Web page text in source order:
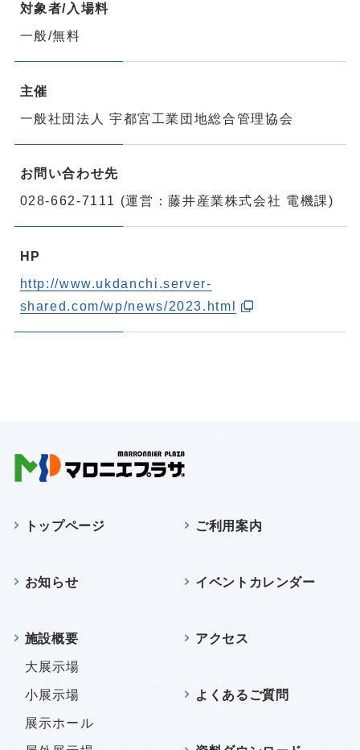
対象者/入場料
一般/無料
主催
一般社団法人 宇都宮工業団地総合管理協会
お問い合わせ先
028-662-7111 (運営：藤井産業株式会社 電機課)
HP
http://www.ukdanchi.server-
shared.com/wp/news/2023.html
トップページ
お知らせ
施設概要
大展示場
小展示場
展示ホール
ご利用案内
イベントカレンダー
アクセス
よくあるご質問